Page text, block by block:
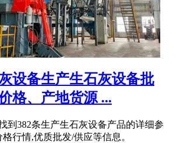
设备生产生石灰设备批
格、产地货源 ...
到382条生产生石灰设备产品的详细参
行情,优质批发/供应等信息。